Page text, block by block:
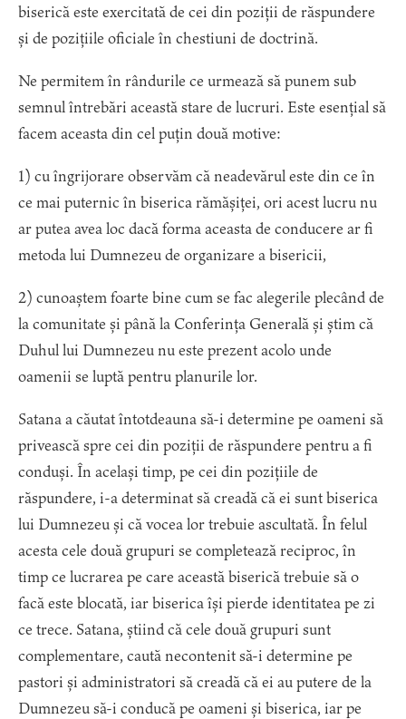
biserică este exercitată de cei din poziții de răspundere
și de pozițiile oficiale în chestiuni de doctrină.
Ne permitem în rândurile ce urmează să punem sub
semnul întrebări această stare de lucruri. Este esențial să
facem aceasta din cel puțin două motive:
1) cu îngrijorare observăm că neadevărul este din ce în
ce mai puternic în biserica rămășiței, ori acest lucru nu
ar putea avea loc dacă forma aceasta de conducere ar fi
metoda lui Dumnezeu de organizare a bisericii,
2) cunoaștem foarte bine cum se fac alegerile plecând de
la comunitate și până la Conferința Generală și știm că
Duhul lui Dumnezeu nu este prezent acolo unde
oamenii se luptă pentru planurile lor.
Satana a căutat întotdeauna să-i determine pe oameni să
privească spre cei din poziții de răspundere pentru a fi
conduși. În același timp, pe cei din pozițiile de
răspundere, i-a determinat să creadă că ei sunt biserica
lui Dumnezeu și că vocea lor trebuie ascultată. În felul
acesta cele două grupuri se completează reciproc, în
timp ce lucrarea pe care această biserică trebuie să o
facă este blocată, iar biserica își pierde identitatea pe zi
ce trece. Satana, știind că cele două grupuri sunt
complementare, caută necontenit să-i determine pe
pastori și administratori să creadă că ei au putere de la
Dumnezeu să-i conducă pe oameni și biserica, iar pe